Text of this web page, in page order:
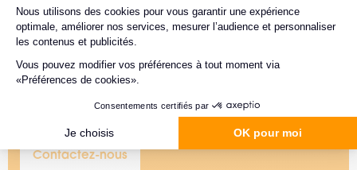
Vous avez un projet ?
L'équipe Timcod est à votre écoute.
Contactez-nous